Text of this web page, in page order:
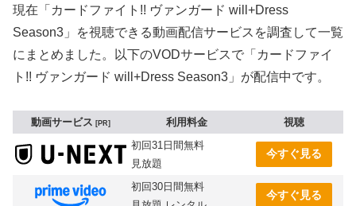
現在「カードファイト!! ヴァンガード will+Dress
Season3」を視聴できる動画配信サービスを調査して一覧
にまとめました。以下のVODサービスで「カードファイ
ト!! ヴァンガード will+Dress Season3」が配信中です。
動画サービス PR 利用料金
視聴
初回31日間無料
見放題
今すぐ見る
初回30日間無料
今すぐ見る